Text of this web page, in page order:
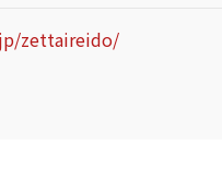
zettaireido/